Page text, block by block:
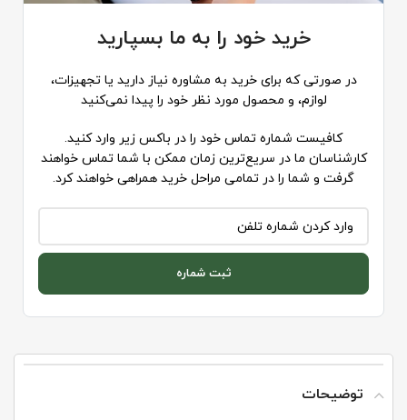
خرید خود را به ما بسپارید
در صورتی که برای خرید به مشاوره نیاز دارید یا تجهیزات،
لوازم، و محصول مورد نظر خود را پیدا نمی‌کنید
کافیست شماره تماس خود را در باکس زیر وارد کنید.
کارشناسان ما در سریع‌ترین زمان ممکن با شما تماس خواهند
گرفت و شما را در تمامی مراحل خرید همراهی خواهند کرد.
ثبت شماره
توضیحات